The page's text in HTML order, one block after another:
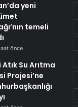
yeni
temeli
önce
Atık Su Arıtma
Projesi’ne